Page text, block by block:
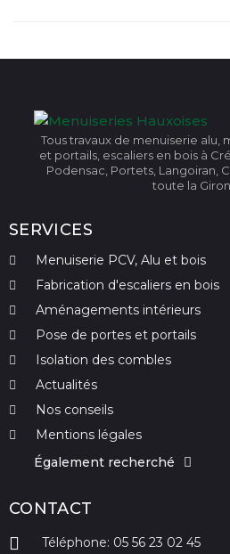
Tous travaux de menuiserie alu,
et portails, escaliers en bois à
Podensac, Portets, Langoiran,
toute la
SERVICES
Menuiserie PCV, Alu et bois
Fabrication d'escaliers en bois
Aménagements intérieurs
Pose de portes et portails
Isolation des combles
Actualités
Nos conseils
Mentions légales
Également recherché
CONTACT
Téléphone: 05 56 23 02 45